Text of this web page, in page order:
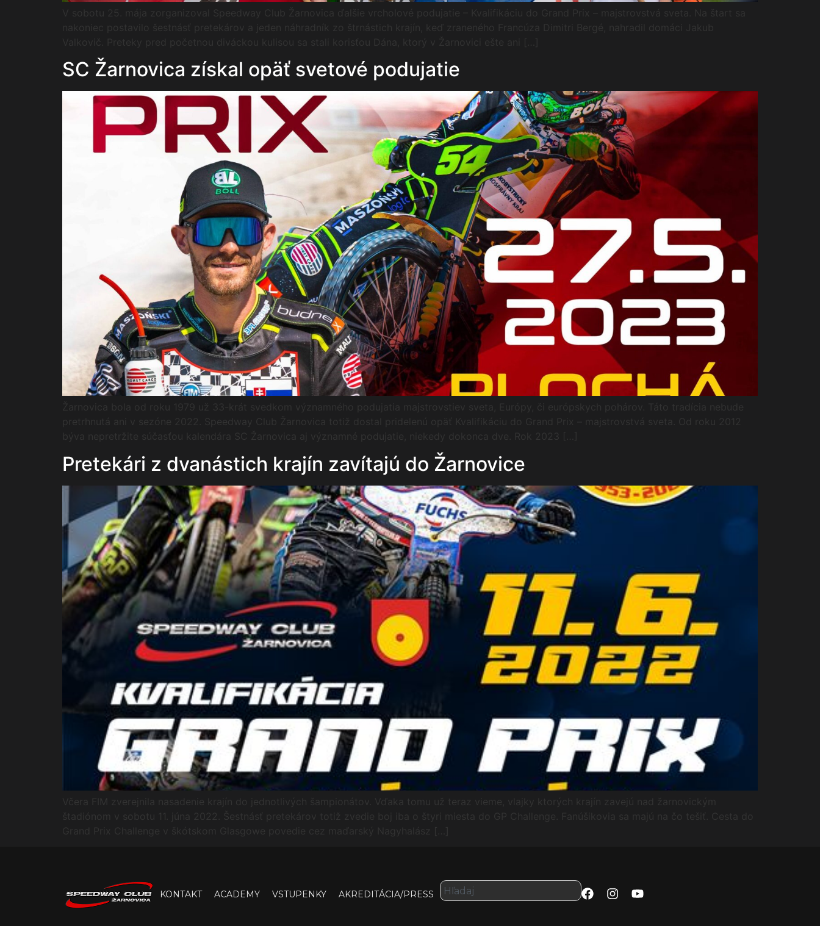
V sobotu 25. mája zorganizoval Speedway Club Žarnovica ďalšie vrcholové podujatie – Kvalifikáciu do Grand Prix – majstrovstvá sveta. Na štart sa
nakoniec postavilo šestnásť pretekárov a jeden náhradník zo štrnástich krajín, keď zraneného Francúza Dimitri Bergé, nahradil domáci Jakub
Valkovič. Preteky pred početnou diváckou kulisou sa stali korisťou Dána, ktorý v Žarnovici ešte ani […]
SC Žarnovica získal opäť svetové podujatie
Žarnovica bola od roku 1979 už 33-krát svedkom významného podujatia majstrovstiev sveta, Európy, či európskych pohárov. Táto tradícia nebude
pretrhnutá ani v sezóne 2022. Speedway Club Žarnovica totiž dostal pridelenú opäť Kvalifikáciu do Grand Prix – majstrovstvá sveta. Od roku 2012
býva nepretržite súčasťou kalendára SC Žarnovica aj významné podujatie, niekedy dokonca dve. Rok 2023 […]
Pretekári z dvanástich krajín zavítajú do Žarnovice
Včera FIM zverejnila nasadenie krajín do jednotlivých šampionátov. Vďaka tomu už teraz vieme, vlajky ktorých krajín zavejú nad žarnovickým
štadiónom v sobotu 11. júna 2022. Šestnásť pretekárov totiž zvedie boj iba o štyri miesta do GP Challenge. Fanúšikovia sa majú na čo tešiť. Cesta do
Grand Prix Challenge v škótskom Glasgowe povedie cez maďarský Nagyhalász […]
KONTAKT ACADEMY VSTUPENKY AKREDITÁCIA/PRESS